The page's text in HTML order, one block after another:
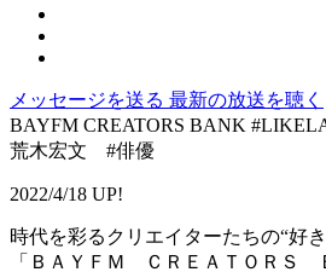
メッセージを送る 最新の放送を聴く
BAYFM CREATORS BANK
荒木宏文 #俳優
2022/4/18 UP!
時代を彩るクリエイターたちの“好
「ＢＡＹＦＭ ＣＲＥＡＴＯＲＳ